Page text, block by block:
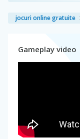
jocuri online gratuite
Gameplay video